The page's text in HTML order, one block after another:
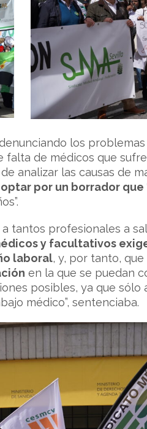
los
de médicos que
analizar las causas de
optar por un borrador que
tantos profesionales a
y facultativos
laboral, y, por tanto,
en la que se puedan
posibles, ya que sólo
médico”, sentenciaba.